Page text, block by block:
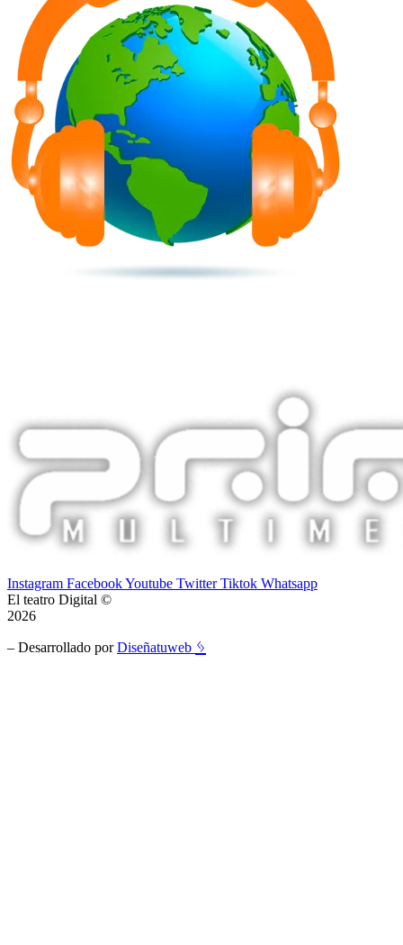
Instagram FacebookYoutube Twitter Tiktok Whatsapp
El teatro Digital ©
2026
– Desarrollado porDiseñatuweb ᛃ